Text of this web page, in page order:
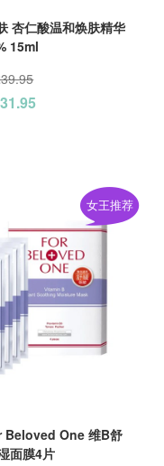
杏仁酸温和焕肤精华
15ml
Beloved One 维B舒
面膜4片
女王推荐